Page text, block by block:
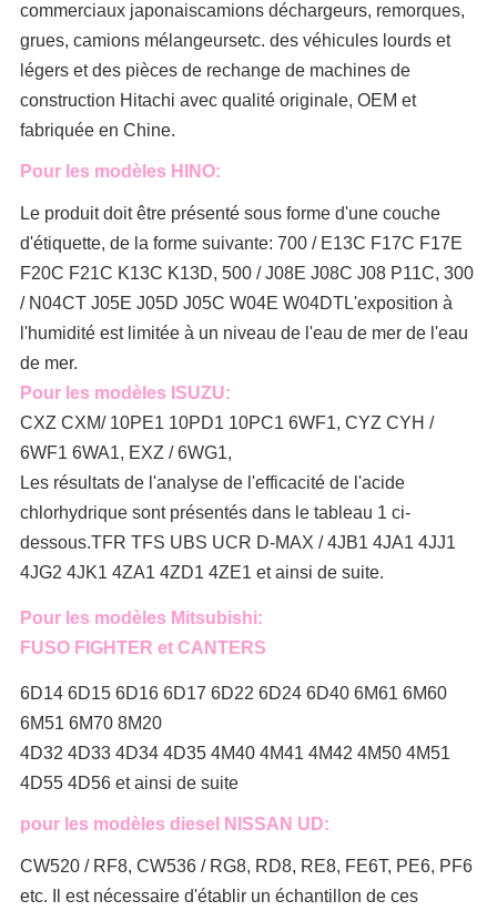
commerciaux japonaiscamions déchargeurs, remorques,
grues, camions mélangeursetc. des véhicules lourds et
légers et des pièces de rechange de machines de
construction Hitachi avec qualité originale, OEM et
fabriquée en Chine.
Pour les modèles HINO:
Le produit doit être présenté sous forme d'une couche
d'étiquette, de la forme suivante: 700 / E13C F17C F17E
F20C F21C K13C K13D, 500 / J08E J08C J08 P11C, 300
/ N04CT J05E J05D J05C W04E W04DTL'exposition à
l'humidité est limitée à un niveau de l'eau de mer de l'eau
de mer.
Pour les modèles ISUZU:
CXZ CXM/ 10PE1 10PD1 10PC1 6WF1, CYZ CYH /
6WF1 6WA1, EXZ / 6WG1,
Les résultats de l'analyse de l'efficacité de l'acide
chlorhydrique sont présentés dans le tableau 1 ci-
dessous.TFR TFS UBS UCR D-MAX / 4JB1 4JA1 4JJ1
4JG2 4JK1 4ZA1 4ZD1 4ZE1 et ainsi de suite.
Pour les modèles Mitsubishi:
FUSO FIGHTER et CANTERS
6D14 6D15 6D16 6D17 6D22 6D24 6D40 6M61 6M60
6M51 6M70 8M20
4D32 4D33 4D34 4D35 4M40 4M41 4M42 4M50 4M51
4D55 4D56 et ainsi de suite
pour les modèles diesel NISSAN UD:
CW520 / RF8, CW536 / RG8, RD8, RE8, FE6T, PE6, PF6
etc. Il est nécessaire d'établir un échantillon de ces